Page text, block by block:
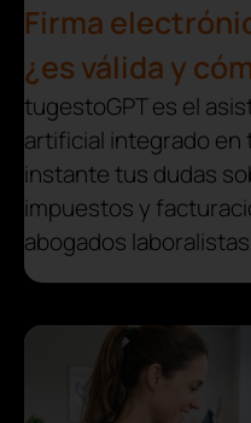
Firma
¿es válida y
tugestoGPT es el
artificial integrado
instante tus dudas
impuestos y
abogados